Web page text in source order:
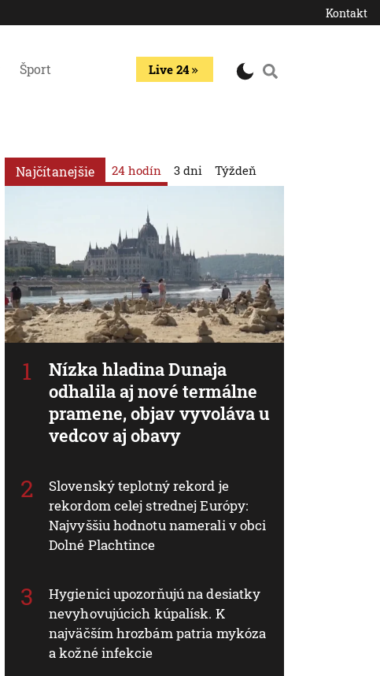
Kontakt
Šport Live 24
Najčítanejšie 24 hodín
Nízka hladina Dunaja
odhalila aj nové termálne
pramene, objav vyvoláva u
vedcov aj obavy
Slovenský teplotný rekord je
rekordom celej strednej Európy:
Najvyššiu hodnotu namerali v obci
Dolné Plachtince
Hygienici upozorňujú na desiatky
nevyhovujúcich kúpalísk. K
najväčším hrozbám patria mykóza
a kožné infekcie
3 dni Týždeň